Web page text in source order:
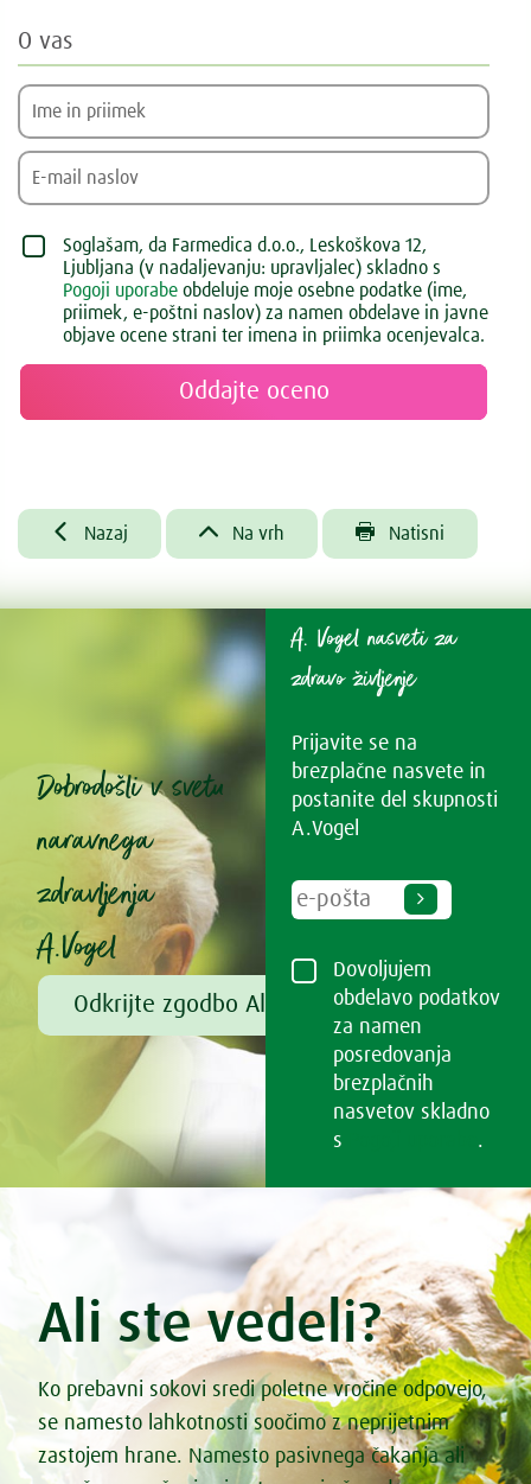
O vas
Soglašam, da Farmedica d.o.o., Leskoškova 12,
Ljubljana (v nadaljevanju: upravljalec) skladno s
Pogoji uporabeobdeluje moje osebne podatke (ime,
priimek, e-poštni naslov) za namen obdelave in javne
objave ocene strani ter imena in priimka ocenjevalca.
 Nazaj  Na vrh  Natisni
Dobrodošli v svetu
naravnega
zdravljenja
A.Vogel
Odkrijte zgodbo Alfreda Vogla
A. Vogel nasveti za
zdravo življenje
Prijavite se na
brezplačne nasvete in
postanite del skupnosti
A.Vogel
Dovoljujem
obdelavo podatkov
za namen
posredovanja
brezplačnih
nasvetov skladno
s
.
Ali ste vedeli?
Ko prebavni sokovi sredi poletne vročine odpovejo,
se namesto lahkotnosti soočimo z neprijetnim
zastojem hrane. Namesto pasivnega čakanja ali